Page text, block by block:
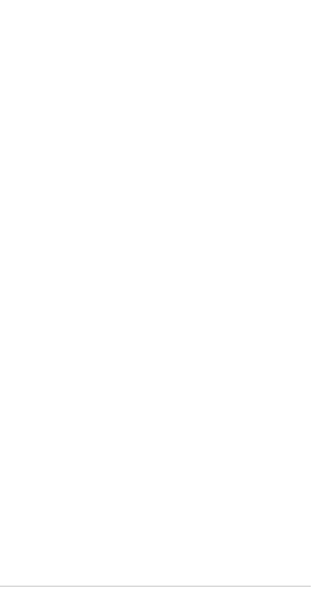
det inte att ändra
streaming och schemalagd. För
som behövs.
DITT PROBLEM?